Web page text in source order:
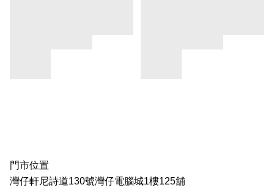
門市位置
灣仔軒尼詩道130號灣仔電腦城1樓125舖